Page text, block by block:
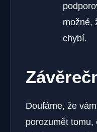
možné,
chybí.
Doufáme, že
porozumět tomu,